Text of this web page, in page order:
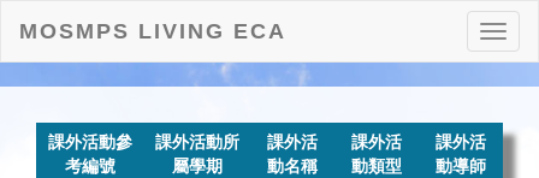
打
開
MOSMPS LIVING ECA
課外活動參
考編號
課外活動所
屬學期
課外活
動名稱
課外活
動類型
課外活
動導師